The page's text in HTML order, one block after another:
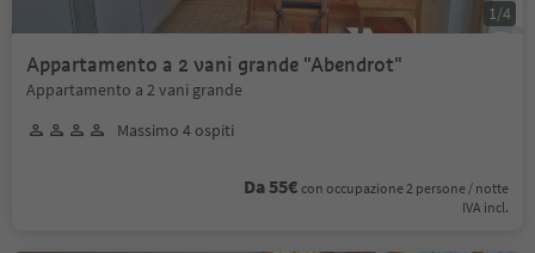
Appartamento a 2 vani grande "Abendrot"
Appartamento a 2 vani grande
Massimo 4 ospiti
Da 55€ con occupazione 2 persone / notte
IVA incl.
1 /4